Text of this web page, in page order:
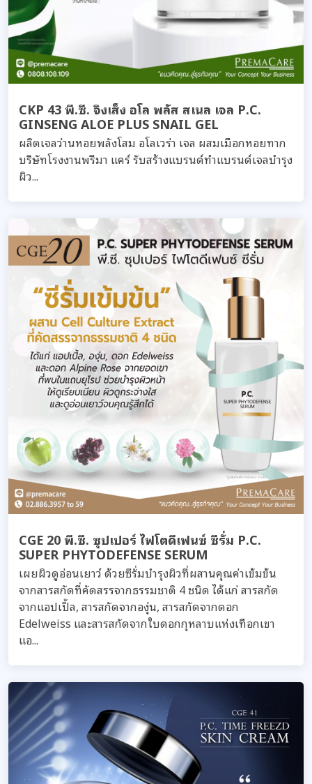
CKP 43 พี.ซี. จิงเส็ง อโล พลัส สเนล เจล P.C.
GINSENG ALOE PLUS SNAIL GEL
ผลิตเจลว่านหอยพลังโสม อโลเวร่า เจล ผสมเมือกหอยทาก
บริษัทโรงงานพรีมา แคร์ รับสร้างแบรนด์ทำแบรนด์เจลบำรุง
ผิว...
CGE 20 พี.ซี. ซุปเปอร์ ไฟโตดีเฟนซ์ ซีรั่ม P.C.
SUPER PHYTODEFENSE SERUM
เผยผิวดูอ่อนเยาว์ ด้วยซีรั่มบำรุงผิวที่ผสานคุณค่าเข้มข้น
จากสารสกัดที่คัดสรรจากธรรมชาติ 4 ชนิด ได้แก่ สารสกัด
จากแอปเปิ้ล, สารสกัดจากองุ่น, สารสกัดจากดอก
Edelweiss และสารสกัดจากใบดอกกุหลาบแห่งเทือกเขา
แอ...